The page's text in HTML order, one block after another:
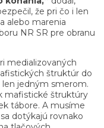
že pri čo i len
alebo marenia
NR SR pre obranu
medializovaných
štruktúr do
jedným smerom.
mafistické štruktúry
tábore. A musíme
dotýkajú rovnako